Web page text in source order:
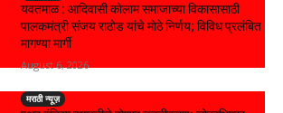
यवतमाळ : आदिवासी कोलाम समाजाच्या विकासासाठी
पालकमंत्री संजय राठोड यांचे मोठे निर्णय; विविध प्रलंबित
मागण्या मार्गी
August 6, 2026
मराठी न्यूज़